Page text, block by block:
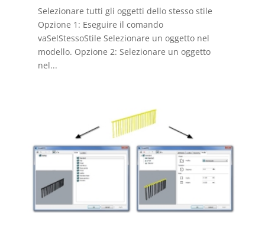
Selezionare tutti gli oggetti dello stesso stile
Opzione 1: Eseguire il comando
vaSelStessoStile Selezionare un oggetto nel
modello. Opzione 2: Selezionare un oggetto
nel...